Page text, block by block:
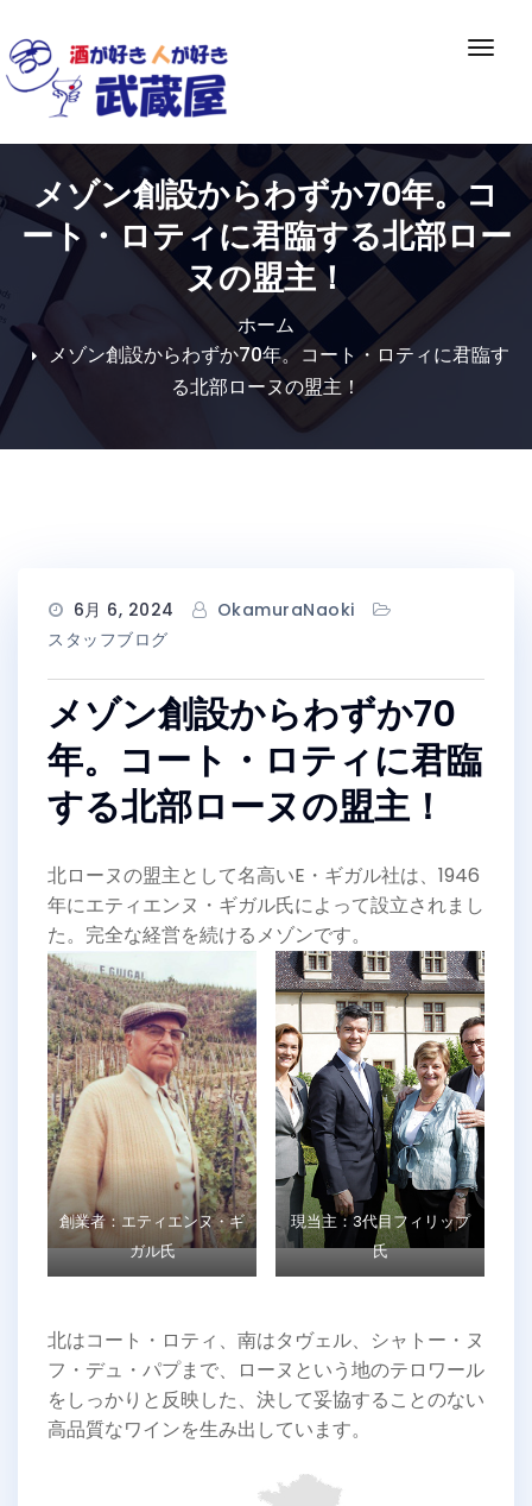
to
content
ナ
ー
シ
ョ
ン
切
り
メゾン創設からわずか70年。コ
ート・ロティに君臨する北部ロー
ヌの盟主！
ホーム
メゾン創設からわずか70年。コート・ロティに君臨す
る北部ローヌの盟主！
6月 6, 2024
OkamuraNaoki
スタッフブログ
メゾン創設からわずか70
年。コート・ロティに君臨
する北部ローヌの盟主！
北ローヌの盟主として名高いE・ギガル社は、1946
年にエティエンヌ・ギガル氏によって設立されまし
た。完全な経営を続けるメゾンです。
創業者：エティエンヌ・ギ
ガル氏
現当主：3代目フィリップ
氏
北はコート・ロティ、南はタヴェル、シャトー・ヌ
フ・デュ・パプまで、ローヌという地のテロワール
をしっかりと反映した、決して妥協することのない
高品質なワインを生み出しています。